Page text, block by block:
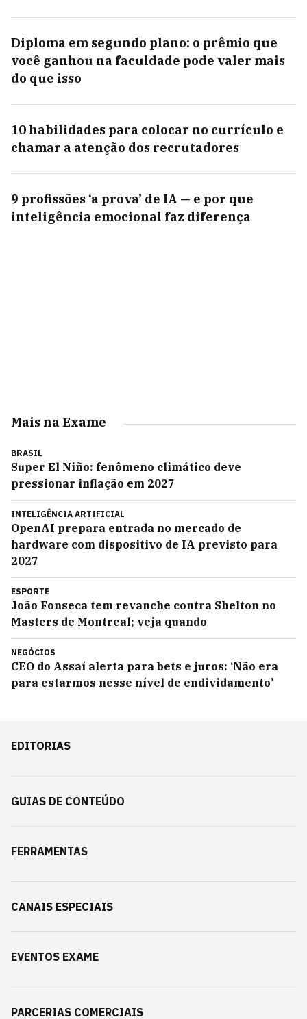
Diploma em segundo plano: o prêmio que
você ganhou na faculdade pode valer mais
do que isso
10 habilidades para colocar no currículo e
chamar a atenção dos recrutadores
9 profissões ‘a prova’ de IA — e por que
inteligência emocional faz diferença
Mais na Exame
BRASIL
Super El Niño: fenômeno climático deve
pressionar inflação em 2027
INTELIGÊNCIA ARTIFICIAL
OpenAI prepara entrada no mercado de
hardware com dispositivo de IA previsto para
2027
ESPORTE
João Fonseca tem revanche contra Shelton no
Masters de Montreal; veja quando
NEGÓCIOS
CEO do Assaí alerta para bets e juros: ‘Não era
para estarmos nesse nível de endividamento’
EDITORIAS
GUIAS DE CONTEÚDO
FERRAMENTAS
CANAIS ESPECIAIS
EVENTOS EXAME
PARCERIAS COMERCIAIS